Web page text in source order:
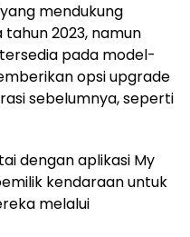
mendukung
2023, namun
pada model-
opsi upgrade
sebelumnya, seperti
dengan aplikasi My
kendaraan untuk
melalui